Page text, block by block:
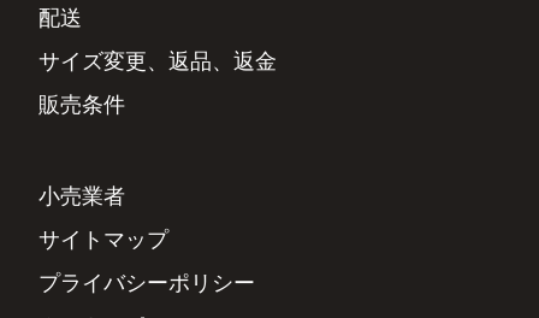
配送
サイズ変更、返品、返金
販売条件
小売業者
サイトマップ
プライバシーポリシー